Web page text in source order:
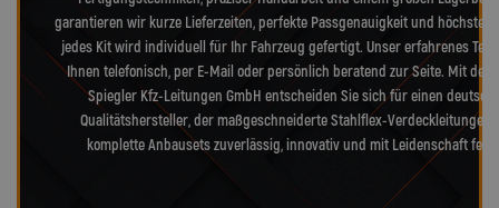
garantieren wir kurze Lieferzeiten, perfekte Passgenauigkeit und höchste
jedes Kit wird individuell für Ihr Fahrzeug gefertigt. Unser erfahrenes
Ihnen telefonisch, per E-Mail oder persönlich beratend zur Seite. Mit der
Spiegler Kfz-Leitungen GmbH entscheiden Sie sich für einen
Qualitätshersteller, der maßgeschneiderte Stahlflex-Verdeckleitungen
komplette Anbausets zuverlässig, innovativ und mit Leidenschaft